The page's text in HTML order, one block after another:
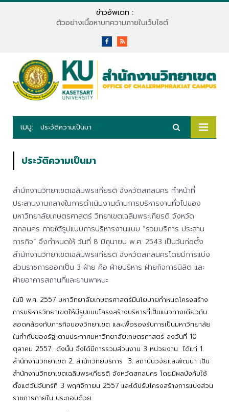
ข่าวอัพเดท :
ตัวอย่างเนื้อหาบทความภายในเว็บไซต์
FacebookRSS
เมนู: ประวัติความเป็นมา
ประวัติความเป็นมา
สำนักงานวิทยาเขตเฉลิมพระเกียรติ จังหวัดสกลนคร ทำหน้าที่
ประสานงานกลางในการดำเนินงานด้านการบริหารงานทั่วไปของ
มหาวิทยาลัยเกษตรศาสตร์ วิทยาเขตเฉลิมพระเกียรติ จังหวัด
สกลนคร ภายใต้รูปแบบการบริหารงานแบบ “รวมบริการ ประสาน
ภารกิจ” จึงกำหนดให้ วันที่ 8 มิถุนายน พ.ศ. 2543 เป็นวันก่อตั้ง
สำนักงานวิทยาเขตเฉลิมพระเกียรติ จังหวัดสกลนครโดยมีการแบ่ง
ส่วนราชการออกเป็น 3 ฝ่าย คือ ฝ่ายบริหาร ฝ่ายกิจการนิสิต และ
ฝ่ายอาคารสถานที่และยานพาหนะ
ในปี พ.ศ. 2557 มหาวิทยาลัยเกษตรศาสตร์มีนโยบายกำหนดโครงสร้าง
การบริหารวิทยาเขตให้มีรูปแบบโครงสร้างบริหารที่เป็นแนวทางเดียวกัน
สอดคล้องกับภารกิจของวิทยาเขต และเพื่อรองรับการเป็นมหาวิทยาลัย
ในกำกับของรัฐ ตามประกาศมหาวิทยาลัยเกษตรศาสตร์ ลงวันที่ 10
ตุลาคม 2557 ดังนั้น จึงได้มีการรวมส่วนงาน 3 หน่วยงาน ได้แก่ 1.
สำนักงานวิทยาเขต 2. สำนักวิทยบริการ 3. สถาบันวิจัยและพัฒนา เป็น
สำนักงานวิทยาเขตเฉลิมพระเกียรติ จังหวัดสกลนคร โดยมีผลบังคับใช้
ตั้งแต่วันจันทร์ที่ 3 พฤศจิกายน 2557 และได้ปรับโครงสร้างการแบ่งส่วน
ราชการภายใน ประกอบด้วย